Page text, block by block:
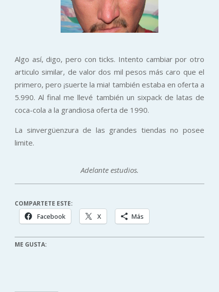
Algo así, digo, pero con ticks. Intento cambiar por otro
articulo similar, de valor dos mil pesos más caro que el
primero, pero ¡suerte la mia! también estaba en oferta a
5.990. Al final me llevé también un sixpack de latas de
coca-cola a la grandiosa oferta de 1990.
La sinvergüenzura de las grandes tiendas no posee
limite.
Adelante estudios.
COMPARTETE ESTE:
Facebook X Más
ME GUSTA: